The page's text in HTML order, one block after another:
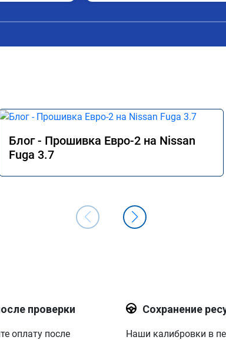
так как
места.
Блог - Прошивка Евро-2 на Nissan
Fuga 3.7
проверки
оплату после
Сохранение
Наши калибровки в